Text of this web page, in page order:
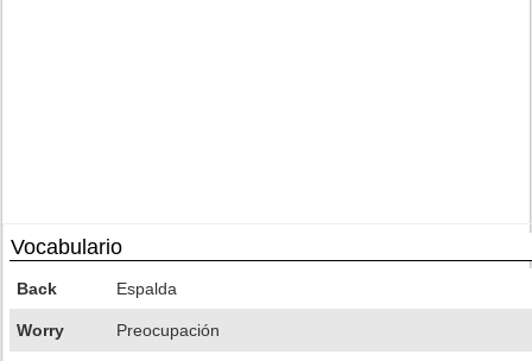
Vocabulario
Back Espalda
Worry Preocupación